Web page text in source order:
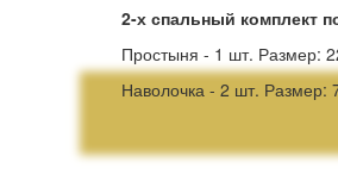
2-х спальный комплект
Простыня - 1 шт. Размер:
Наволочка - 2 шт. Размер: